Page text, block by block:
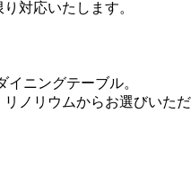
対応いたします。
ニングテーブル。
ノリウムからお選びいただ